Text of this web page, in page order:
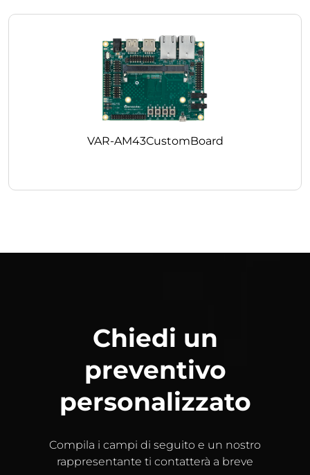
VAR-AM43CustomBoard
Chiedi un
preventivo
personalizzato
Compila i campi di seguito e un nostro
rappresentante ti contatterà a breve